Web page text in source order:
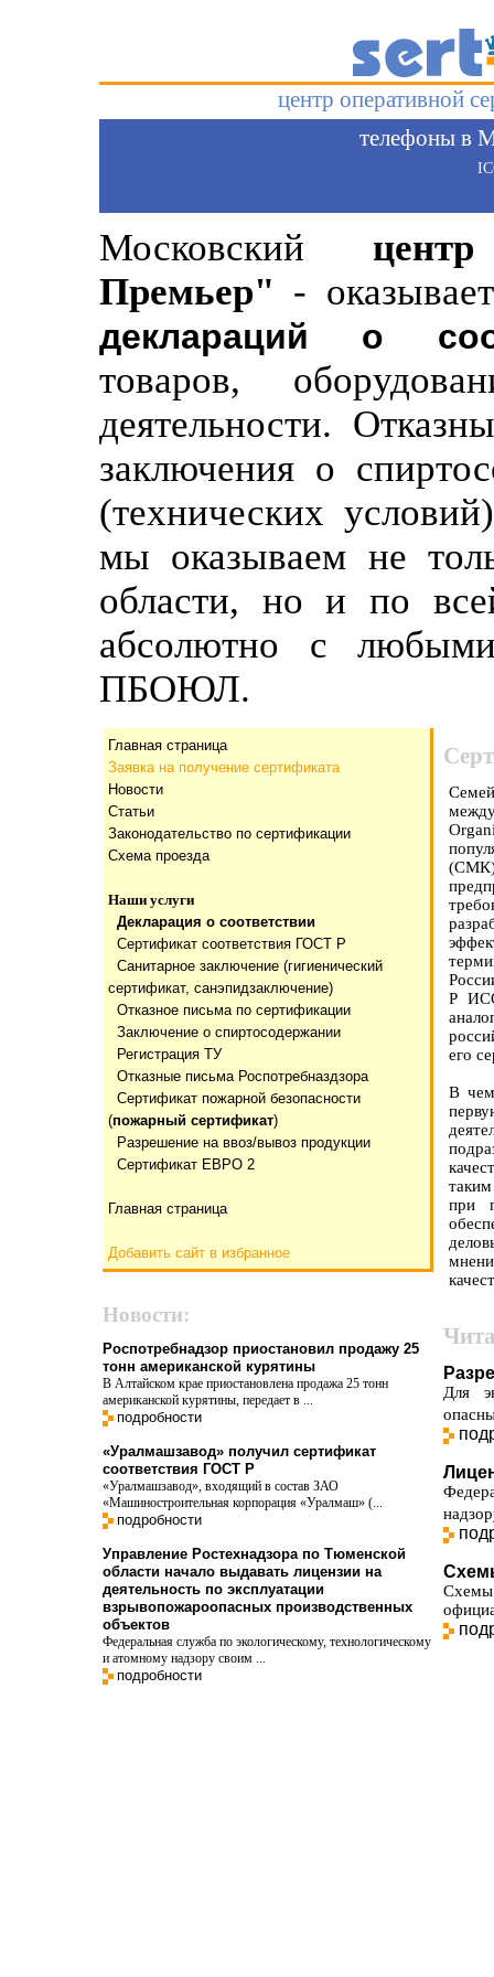
центр оперативной
телефоны в
Московский
Премьер" -
деклараций о
товаров,
деятельности.
заключения о
(технических
мы оказываем не
области, но и по
абсолютно с
ПБОЮЛ.
Главная страница
Заявка на получение сертификата
Новости
Статьи
Законодательство по сертификации
Схема проезда
Наши услуги
Декларация о соответствии
Сертификат соответствия ГОСТ Р
Санитарное заключение (гигиенический
сертификат, санэпидзаключение)
Отказнoе письма по сертификации
Заключение о спиртосодержании
Регистрация ТУ
Отказные письма Роспотребназдзора
Сертификат пожарной безопасности
(пожарный сертификат)
Разрешение на ввоз/вывоз продукции
Сертификат ЕВРО 2
Главная страница
Добавить сайт в избранное
Новости:
Роспотребнадзор приостановил продажу 25
тонн американской курятины
В Алтайском крае приостановлена продажа 25 тонн
американской курятины, передает в ...
подробности
«Уралмашзавод» получил сертификат
соответствия ГОСТ Р
«Уралмашзавод», входящий в состав ЗАО
«Машиностроительная корпорация «Уралмаш» (...
подробности
Управление Ростехнадзора по Тюменской
области начало выдавать лицензии на
деятельность по эксплуатации
взрывопожароопасных производственных
объектов
Федеральная служба по экологическому, технологическому
и атомному надзору своим ...
подробности
Р
его
В чем
при
Для